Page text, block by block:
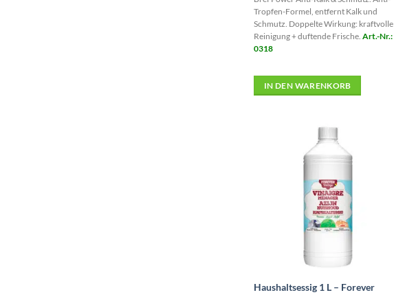
Tropfen-Formel, entfernt Kalk und
Schmutz. Doppelte Wirkung: kraftvolle
Reinigung + duftende Frische. Art.-Nr.:
0318
IN DEN WARENKORB
Haushaltsessig 1 L – Forever